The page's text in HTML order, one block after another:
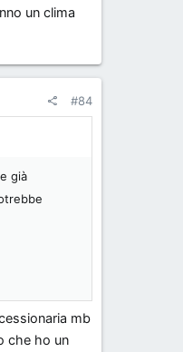
un clima
#84
già
mb
che ho un